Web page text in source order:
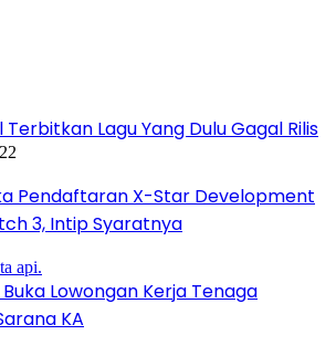
Lagu Yang Dulu Gagal Rilis
Pendaftaran X-Star Development
3, Intip Syaratnya
Buka Lowongan Kerja Tenaga
KA